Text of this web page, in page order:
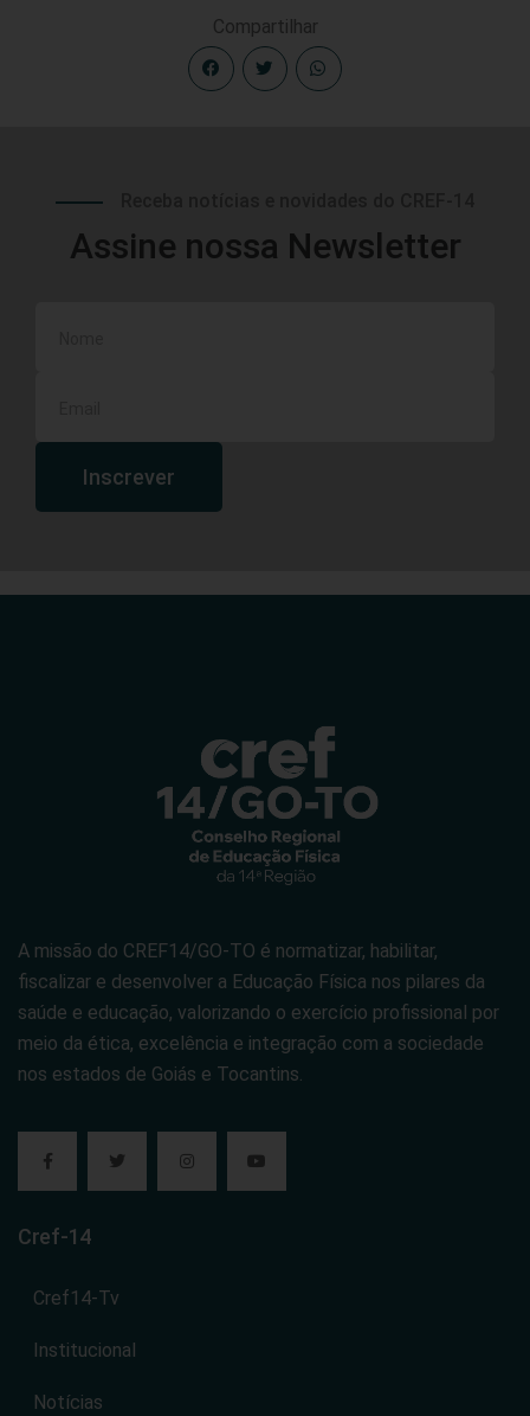
Compartilhar
Assine nossa Newsletter
Inscrever
A missão do CREF14/GO-TO é normatizar, habilitar,
fiscalizar e desenvolver a Educação Física nos pilares da
saúde e educação, valorizando o exercício profissional por
meio da ética, excelência e integração com a sociedade
nos estados de Goiás e Tocantins.
Cref-14
Cref14-Tv
Institucional
Notícias